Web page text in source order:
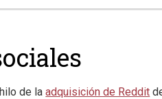
de laadquisición de Reddit